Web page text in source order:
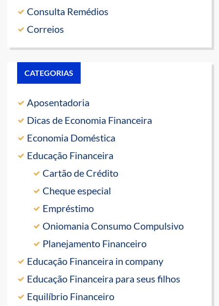
Consulta Remédios
Correios
CATEGORIAS
Aposentadoria
Dicas de Economia Financeira
Economia Doméstica
Educação Financeira
Cartão de Crédito
Cheque especial
Empréstimo
Oniomania Consumo Compulsivo
Planejamento Financeiro
Educação Financeira in company
Educação Financeira para seus filhos
Equilíbrio Financeiro